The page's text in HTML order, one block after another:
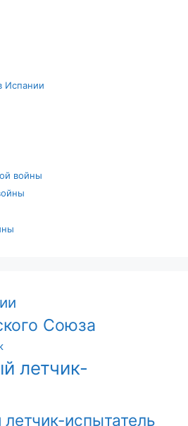
Испании
войны
Союза
летчик-
испытатель